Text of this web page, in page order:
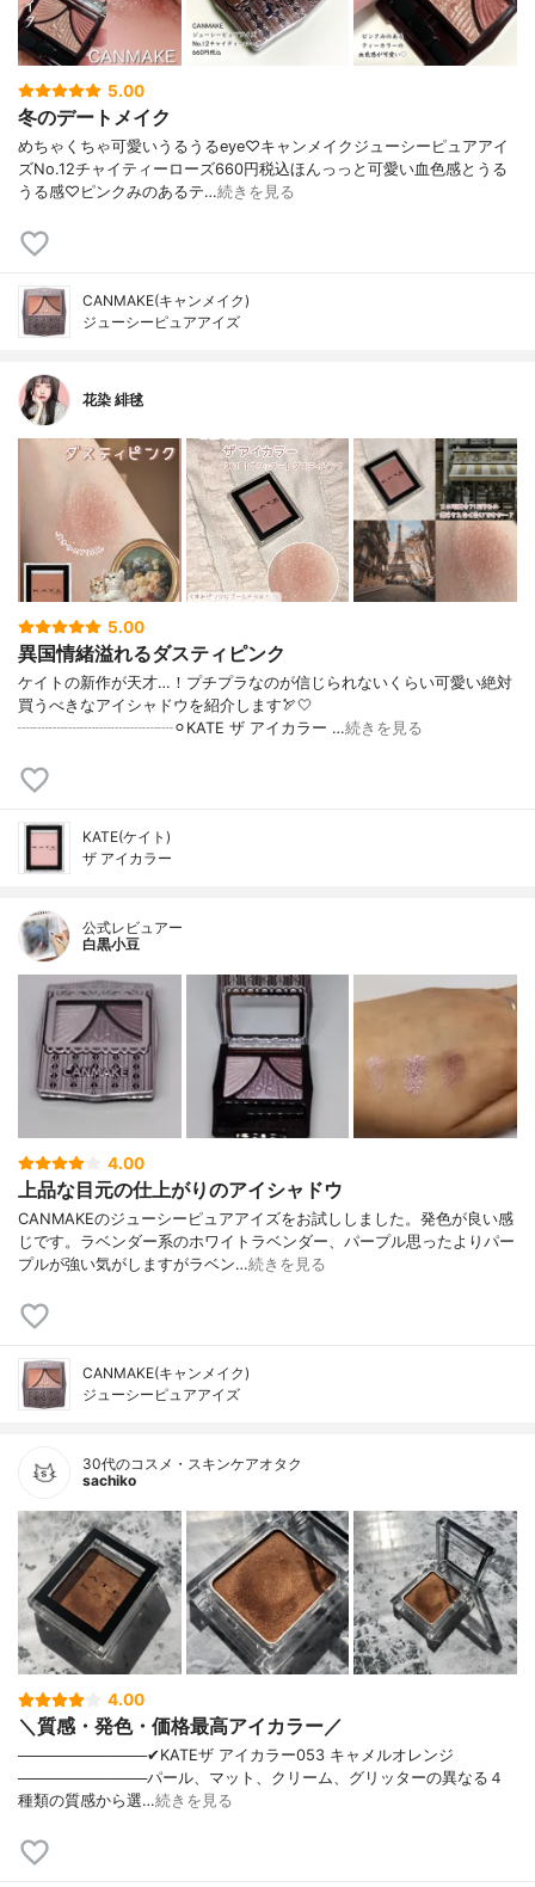
5.00
冬のデートメイク
めちゃくちゃ可愛いうるうるeye♡キャンメイクジューシーピュアアイ
ズNo.12チャイティーローズ660円税込ほんっっと可愛い血色感とうる
うる感♡ピンクみのあるテ…続きを見る
CANMAKE(キャンメイク)
ジューシーピュアアイズ
花染 緋毬
5.00
異国情緒溢れるダスティピンク
ケイトの新作が天才…！プチプラなのが信じられないくらい可愛い絶対
買うべきなアイシャドウを紹介します🏹🤍
┈┈┈┈┈┈┈┈┈┈⚪︎KATE ザ アイカラー …続きを見る
KATE(ケイト)
ザ アイカラー
公式レビュアー
白黒小豆
4.00
上品な目元の仕上がりのアイシャドウ
CANMAKEのジューシーピュアアイズをお試ししました。発色が良い感
じです。ラベンダー系のホワイトラベンダー、パープル思ったよりパー
プルが強い気がしますがラベン…続きを見る
CANMAKE(キャンメイク)
ジューシーピュアアイズ
30代のコスメ・スキンケアオタク
sachiko
4.00
＼質感・発色・価格最高アイカラー／
────────────✔︎KATEザ アイカラー053 キャメルオレンジ
────────────パール、マット、クリーム、グリッターの異なる４
種類の質感から選…続きを見る